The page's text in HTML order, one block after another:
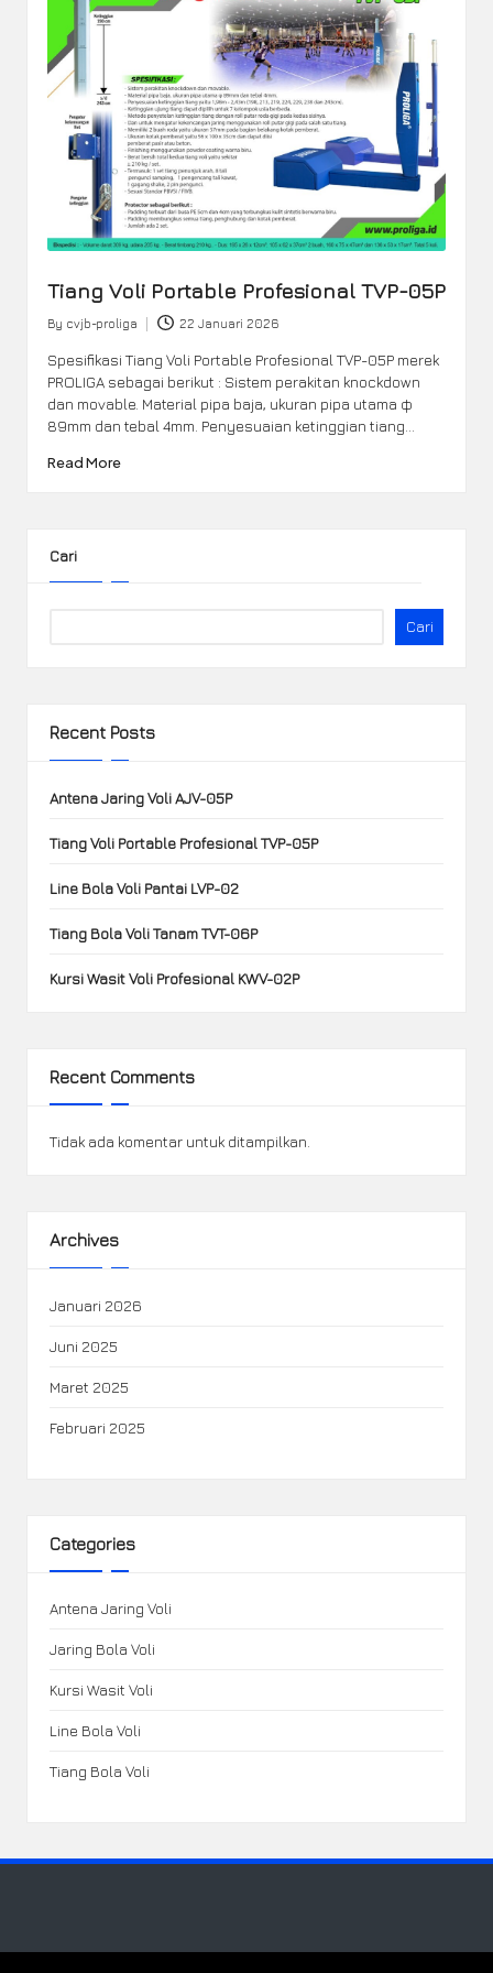
Tiang Voli Portable Profesional TVP-05P
Posted
by
By cvjb-proliga 22 Januari 2026
Spesifikasi Tiang Voli Portable Profesional TVP-05P merek
PROLIGA sebagai berikut : Sistem perakitan knockdown
dan movable. Material pipa baja, ukuran pipa utama φ
89mm dan tebal 4mm. Penyesuaian ketinggian tiang…
Read More
Cari
Cari
Recent Posts
Antena Jaring Voli AJV-05P
Tiang Voli Portable Profesional TVP-05P
Line Bola Voli Pantai LVP-02
Tiang Bola Voli Tanam TVT-06P
Kursi Wasit Voli Profesional KWV-02P
Recent Comments
Tidak ada komentar untuk ditampilkan.
Archives
Januari 2026
Juni 2025
Maret 2025
Februari 2025
Categories
Antena Jaring Voli
Jaring Bola Voli
Kursi Wasit Voli
Line Bola Voli
Tiang Bola Voli